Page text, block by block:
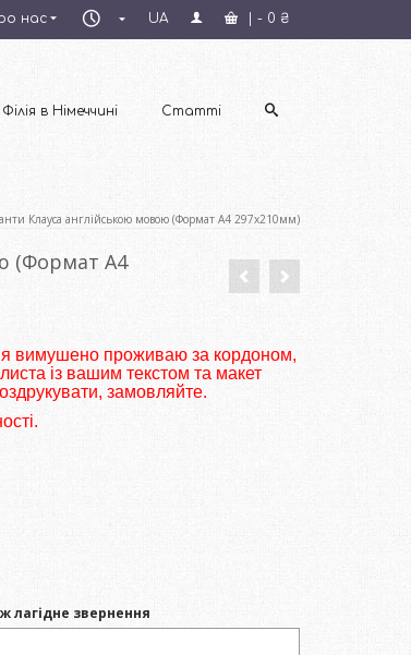
нас
Пн–
Пт
UA - 0 ₴
Філія в Німеччині Статті
Клауса англійською мовою (Формат А4 297х210мм)
(Формат А4
я вимушено проживаю за кордоном,
із вашим текстом та макет
замовляйте.
лагідне звернення